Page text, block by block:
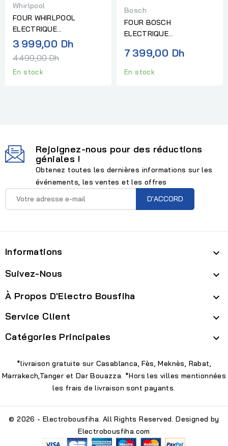
Whirlpool
FOUR WHIRLPOOL
ELECTRIQUE
MULTIFONCTION
CHALEUR PULSÉE INOX
3 999,00 DhPrix
4 499,00 Dh
En stock
Bosch
FOUR BOSCH
ELECTRIQUE
INOX
7 399,00 Dh
En stock
Rejoignez-nous pour des réductions
géniales !
Obtenez toutes les dernières informations sur les
événements, les ventes et les offres
Informations 
Suivez-Nous 
À Propos D'Electro Bousfiha 
Service Client 
Catégories Principales 
*livraison gratuite sur Casablanca, Fès, Meknès, Rabat,
Marrakech,Tanger et Dar Bouazza. *Hors les villes mentionnées
les frais de livraison sont payants.
© 2026 - Electrobousfiha. All Rights Reserved. Designed by
Electrobousfiha.com